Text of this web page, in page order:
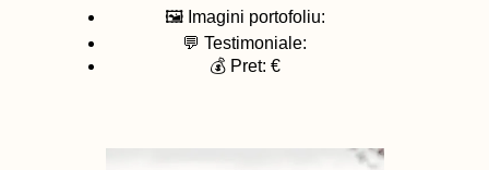
🖼️ Imagini portofoliu:
💬 Testimoniale:
💰 Pret: €